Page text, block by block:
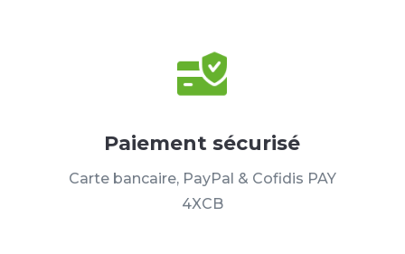
Paiement sécurisé
Carte bancaire, PayPal & Cofidis PAY
4XCB